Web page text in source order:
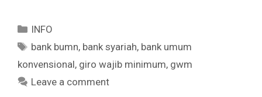
Categories
INFO
Tags
bank bumn, bank syariah, bank umum
konvensional, giro wajib minimum, gwm
Leave a comment